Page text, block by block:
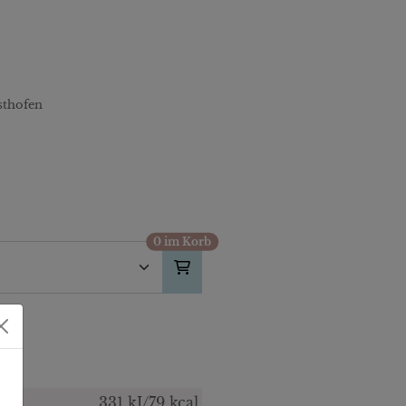
0 im Korb
331 kJ/79 kcal